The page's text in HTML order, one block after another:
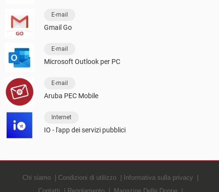
E-mail
Gmail Go
E-mail
Microsoft Outlook per PC
E-mail
Aruba PEC Mobile
Internet
IO - l'app dei servizi pubblici
Chi siamo Condizioni di utilizzo
Informativa sulla privacy